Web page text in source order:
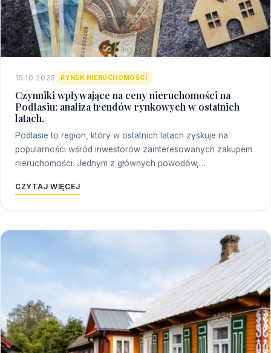
15.10.2023 RYNEK NIERUCHOMOŚCI
Czynniki wpływające na ceny nieruchomości na
Podlasiu: analiza trendów rynkowych w ostatnich
latach.
Podlasie to region, który w ostatnich latach zyskuje na
popularności wśród inwestorów zainteresowanych zakupem
nieruchomości. Jednym z głównych powodów,…
CZYTAJ WIĘCEJ